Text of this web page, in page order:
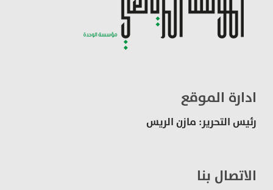
ادارة الموقع
رئيس التحرير: مازن الريس
الاتصال بنا